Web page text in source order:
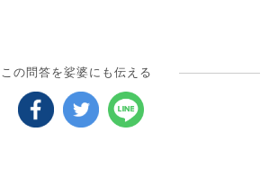
この問答を娑婆にも伝える